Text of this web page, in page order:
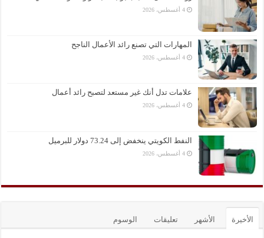
4 أغسطس، 2026
المهارات التي تصنع رائد الأعمال الناجح
4 أغسطس، 2026
علامات تدل أنك غير مستعد لتصبح رائد أعمال
4 أغسطس، 2026
النفط الكويتي ينخفض إلى 73.24 دولار للبرميل
4 أغسطس، 2026
الأخيرة الأشهر تعليقات الوسوم